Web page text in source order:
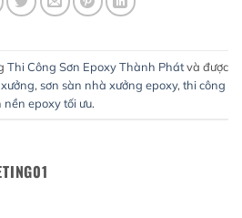
Thi Công Sơn Epoxy Thành Phátvà được
, sơn sàn nhà xưởng epoxy, thi công
nền epoxy tối ưu.